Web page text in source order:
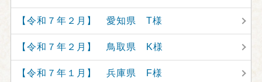
【令和７年２月】 愛知県 T様
【令和７年２月】 鳥取県 K様
【令和７年１月】 兵庫県 F様